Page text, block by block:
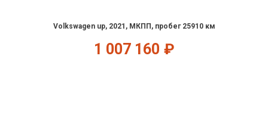
Volkswagen up, 2021, МКПП, пробег 25910 км
1 007 160 ₽